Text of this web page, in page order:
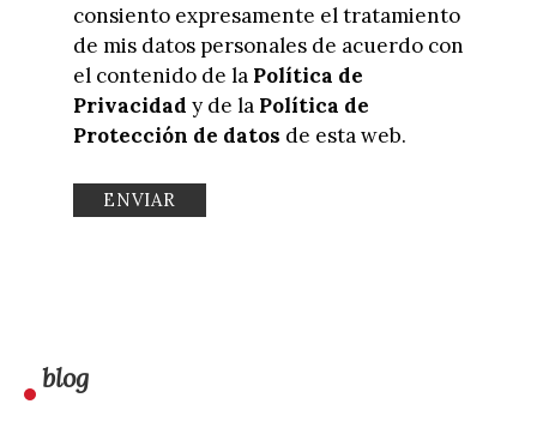
consiento expresamente el tratamiento
de mis datos personales de acuerdo con
el contenido de la Política de
Privacidad y de la Política de
Protección de datos de esta web.
blog